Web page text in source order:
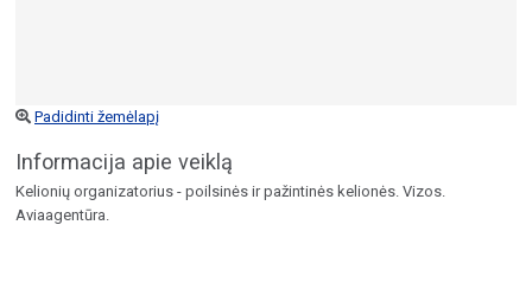
Padidinti žemėlapį
Informacija apie veiklą
Kelionių organizatorius - poilsinės ir pažintinės kelionės. Vizos.
Aviaagentūra.